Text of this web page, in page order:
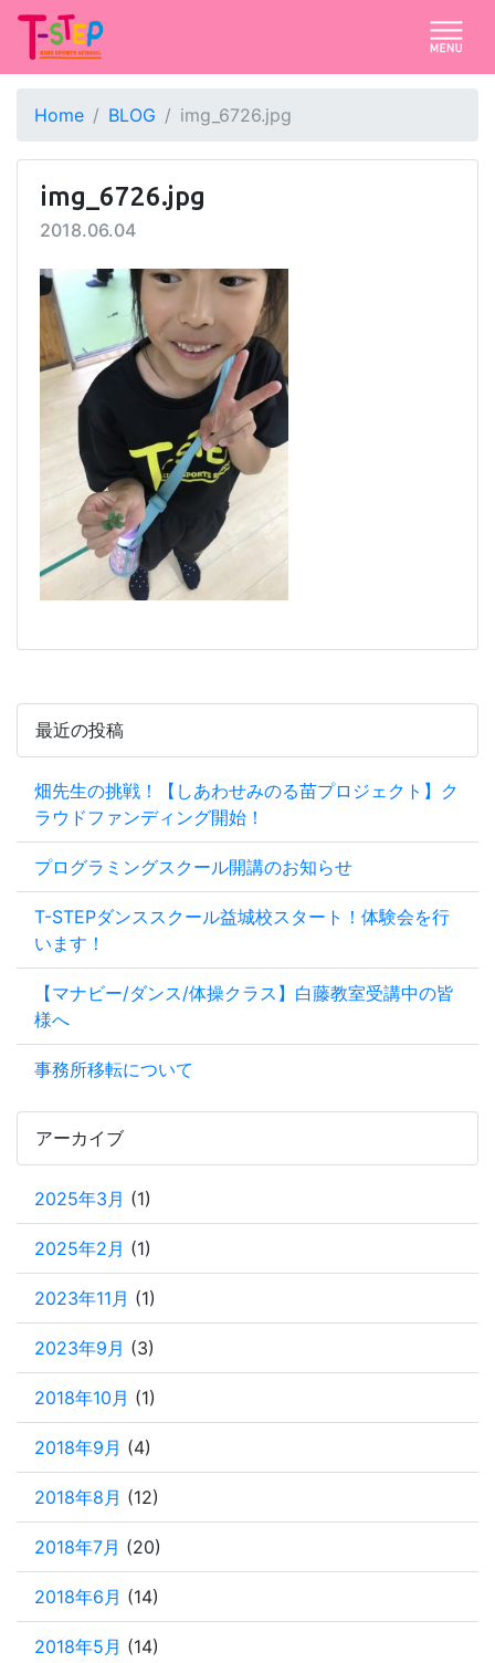
Home BLOG img_6726.jpg
img_6726.jpg
2018.06.04
最近の投稿
畑先生の挑戦！【しあわせみのる苗プロジェクト】ク
ラウドファンディング開始！
プログラミングスクール開講のお知らせ
T-STEPダンススクール益城校スタート！体験会を行
います！
【マナビー/ダンス/体操クラス】白藤教室受講中の皆
様へ
事務所移転について
アーカイブ
2025年3月 (1)
2025年2月 (1)
2023年11月 (1)
2023年9月 (3)
2018年10月 (1)
2018年9月 (4)
2018年8月 (12)
2018年7月 (20)
2018年6月 (14)
2018年5月 (14)